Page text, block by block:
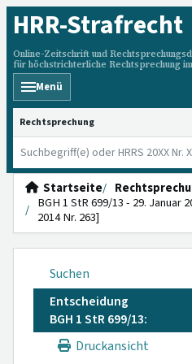
HRR-Strafrecht
Online-Zeitschrift und
für höchstrichterliche Rechtsprechung
Menü
HRRS durchsuchen
Startseite
BGH 1 StR 699/13 - 29. Januar
2014 Nr. 263]
Suchen
Entscheidung
BGH 1 StR 699/13:
Druckansicht